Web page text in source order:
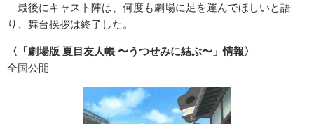
最後にキャスト陣は、何度も劇場に足を運んでほしいと語
り、舞台挨拶は終了した。
〈「劇場版 夏⽬友⼈帳 〜うつせみに結ぶ〜」情報〉
全国公開